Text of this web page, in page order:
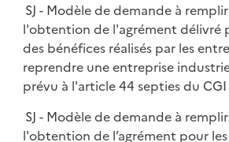
SJ - Modèle de demande à
l'obtention de l'agrément délivré
des bénéfices réalisés par les
reprendre une entreprise
prévu à l'article 44 septies du CGI
SJ - Modèle de demande à
l'obtention de l’agrément pour